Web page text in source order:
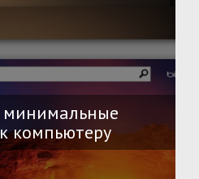
минимальные
компьютеру